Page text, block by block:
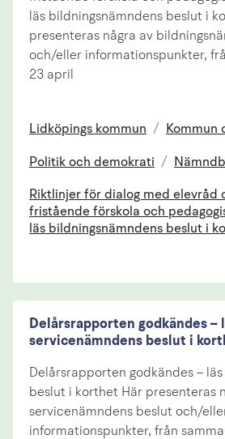
läs bildningsnämndens beslut i
presenteras några av
och/eller informationspunkter,
23 april
Lidköpings kommun / Kommun
Politik och demokrati /
Riktlinjer för dialog med elevråd
fristående förskola och
läs bildningsnämndens beslut i
Delårsrapporten godkändes –
servicenämndens beslut i
Delårsrapporten godkändes –
beslut i korthet Här presenteras
servicenämndens beslut och/
informationspunkter, från